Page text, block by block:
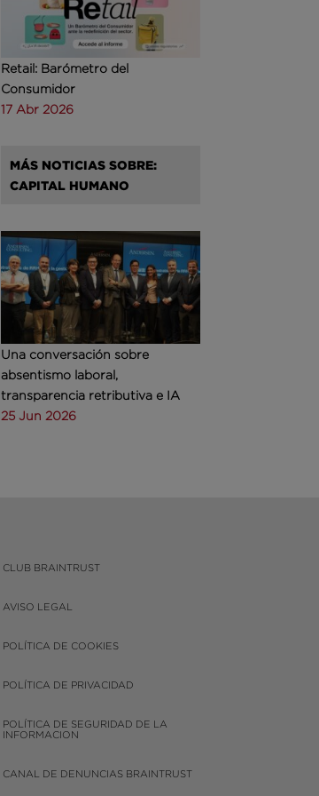
Retail: Barómetro del
Consumidor
17 Abr 2026
MÁS NOTICIAS SOBRE:
CAPITAL HUMANO
Una conversación sobre
absentismo laboral,
transparencia retributiva e IA
25 Jun 2026
CLUB BRAINTRUST
AVISO LEGAL
POLÍTICA DE COOKIES
POLÍTICA DE PRIVACIDAD
POLÍTICA DE SEGURIDAD DE LA
INFORMACION
CANAL DE DENUNCIAS BRAINTRUST